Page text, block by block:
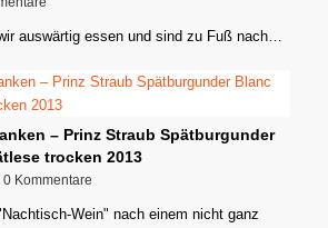
auswärtig essen und sind zu Fuß nach…
– Prinz Straub Spätburgunder
trocken 2013
0 Kommentare
Wein" nach einem nicht ganz